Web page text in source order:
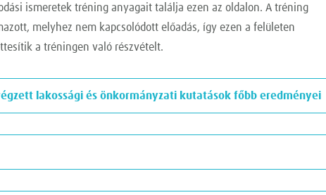
ismeretek tréning anyagait találja ezen az oldalon. A tréning
melyhez nem kapcsolódott előadás, így ezen a felületen
a tréningen való részvételt.
lakossági és önkormányzati kutatások főbb eredményei